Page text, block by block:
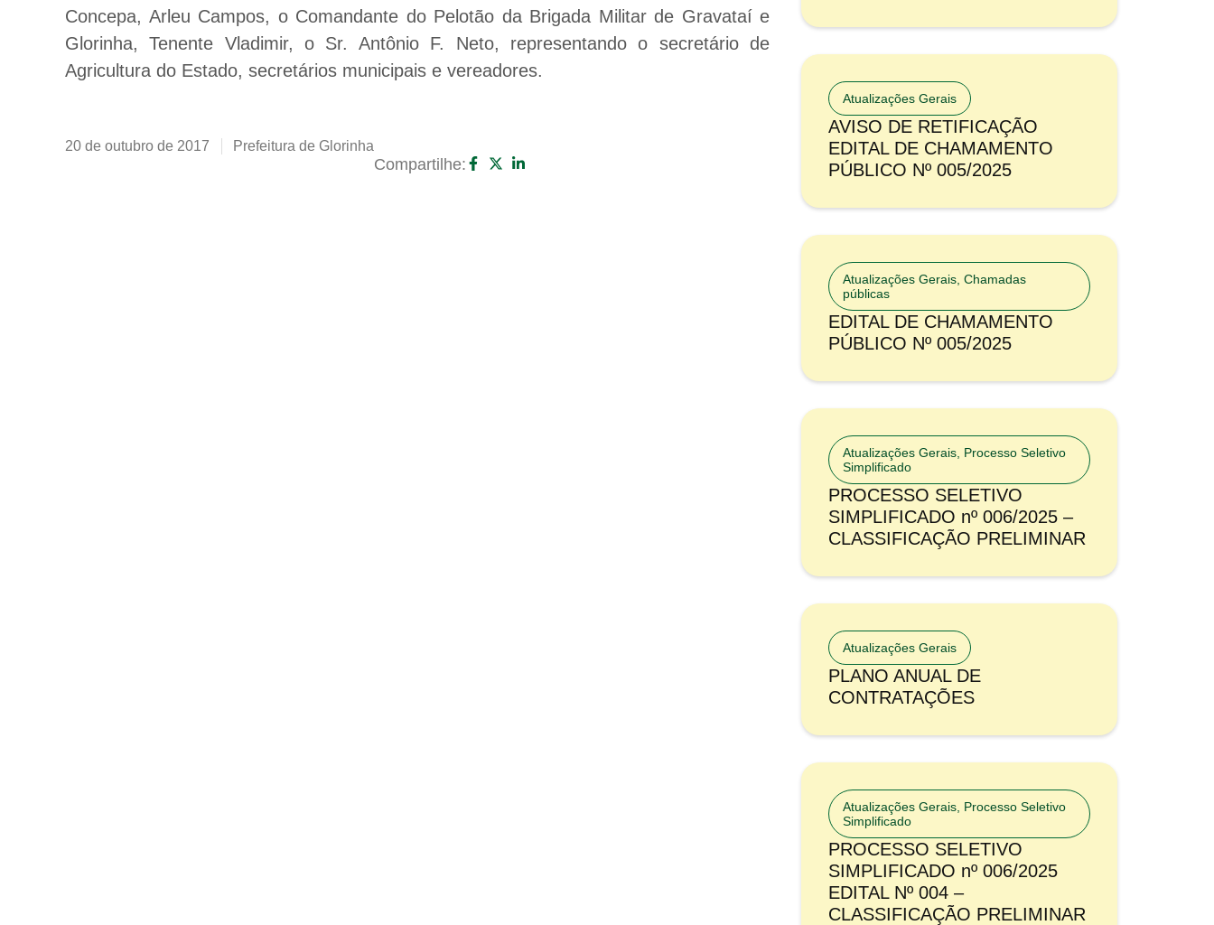
Concepa, Arleu Campos, o Comandante do Pelotão da Brigada Militar de Gravataí e
Glorinha, Tenente Vladimir, o Sr. Antônio F. Neto, representando o secretário de
Agricultura do Estado, secretários municipais e vereadores.
20 de outubro de 2017 Prefeitura de Glorinha
Compartilhe:
Atualizações Gerais
AVISO DE RETIFICAÇÃO
EDITAL DE CHAMAMENTO
PÚBLICO Nº 005/2025
Atualizações Gerais Chamadas
públicas
EDITAL DE CHAMAMENTO
PÚBLICO Nº 005/2025
Atualizações Gerais Processo Seletivo
Simplificado
PROCESSO SELETIVO
SIMPLIFICADO nº 006/2025 –
CLASSIFICAÇÃO PRELIMINAR
Atualizações Gerais
PLANO ANUAL DE
CONTRATAÇÕES
Atualizações Gerais Processo Seletivo
Simplificado
PROCESSO SELETIVO
SIMPLIFICADO nº 006/2025
EDITAL Nº 004 –
CLASSIFICAÇÃO PRELIMINAR